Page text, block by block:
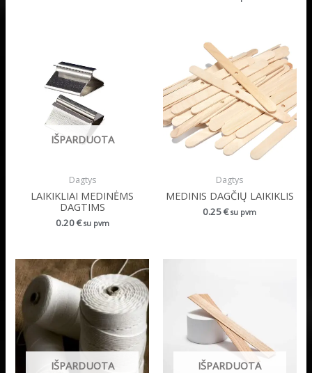
IŠPARDUOTA
Dagtys
LAIKIKLIAI MEDINĖMS
DAGTIMS
0.20€ su pvm
Dagtys
MEDINIS DAGČIŲ LAIKIKLIS
0.25€ su pvm
IŠPARDUOTA IŠPARDUOTA